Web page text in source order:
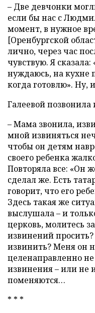
– Две девчонки
если бы нас с
момент, в нужное
[Оренбургской
лично, через час
чувствую. Я
нуждаюсь, на кухне
когда готовлю». Ну,
Галеевой
– Мама звонила,
мной извиняться
чтобы он детям
своего ребенка
Повторяла все: «Он
сделал же. Есть
говорит, что его
Здесь такая же
выслушала – и
церковь, молитесь
извинений
извинить? Меня он
целенаправленно
извинения – или не
поменяются…
* * *